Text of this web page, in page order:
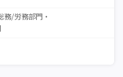
務/労務部門